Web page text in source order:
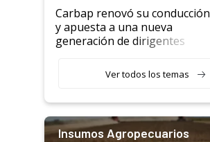
Carbap renovó su conducción
y apuesta a una nueva
generación de dirigentes
Ver todos los temas
Insumos Agropecuarios